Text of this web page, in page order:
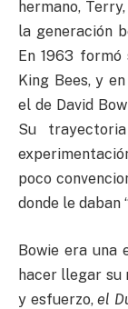
hermano,
la generación
En 1963
King Bees, y
el de David
Su trayectoria
poco
donde le daban
Bowie era una
hacer llegar su
y esfuerzo,el